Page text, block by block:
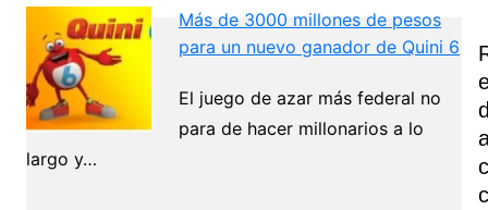
Más de 3000 millones de pesos
para un nuevo ganador de Quini 6
El juego de azar más federal no
para de hacer millonarios a lo
largo y…